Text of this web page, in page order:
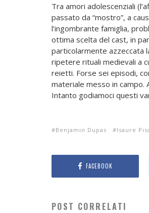
Tra amori adolescenziali
passato da “mostro”, a
l’ingombrante famiglia,
ottima scelta del cast, in
particolarmente azzeccata
ripetere rituali medievali a
reietti. Forse sei episodi,
materiale messo in campo.
Intanto godiamoci questi
Benjamin Dupas Isaure
FACEBOOK
POST CORRELATI